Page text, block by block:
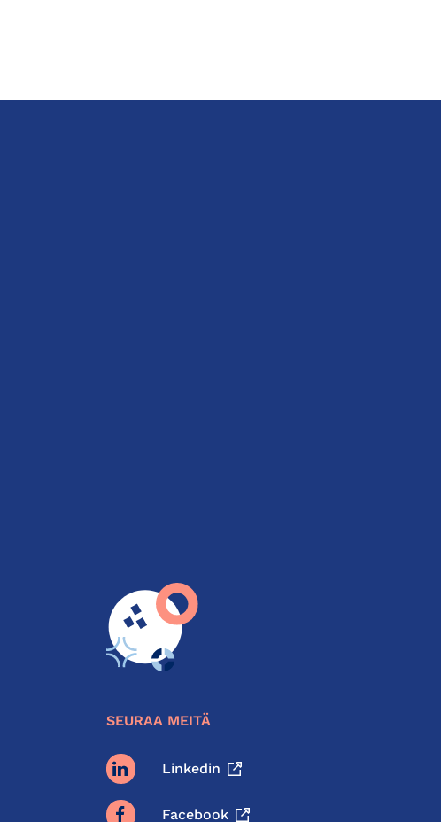
SEURAA MEITÄ
Linkedin
Facebook